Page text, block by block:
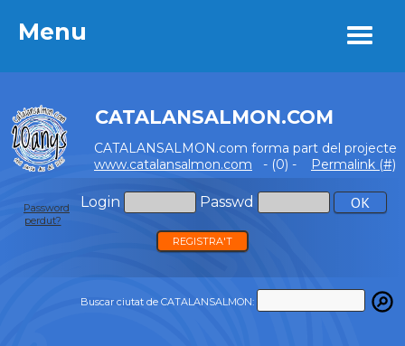
Menu
CATALANSALMON.COM
CATALANSALMON.com forma part del projecte
www.catalansalmon.com - (0) - Permalink (#)
Login Passwd
Password
perdut?
REGISTRA'T
Buscar ciutat de CATALANSALMON:
Menu